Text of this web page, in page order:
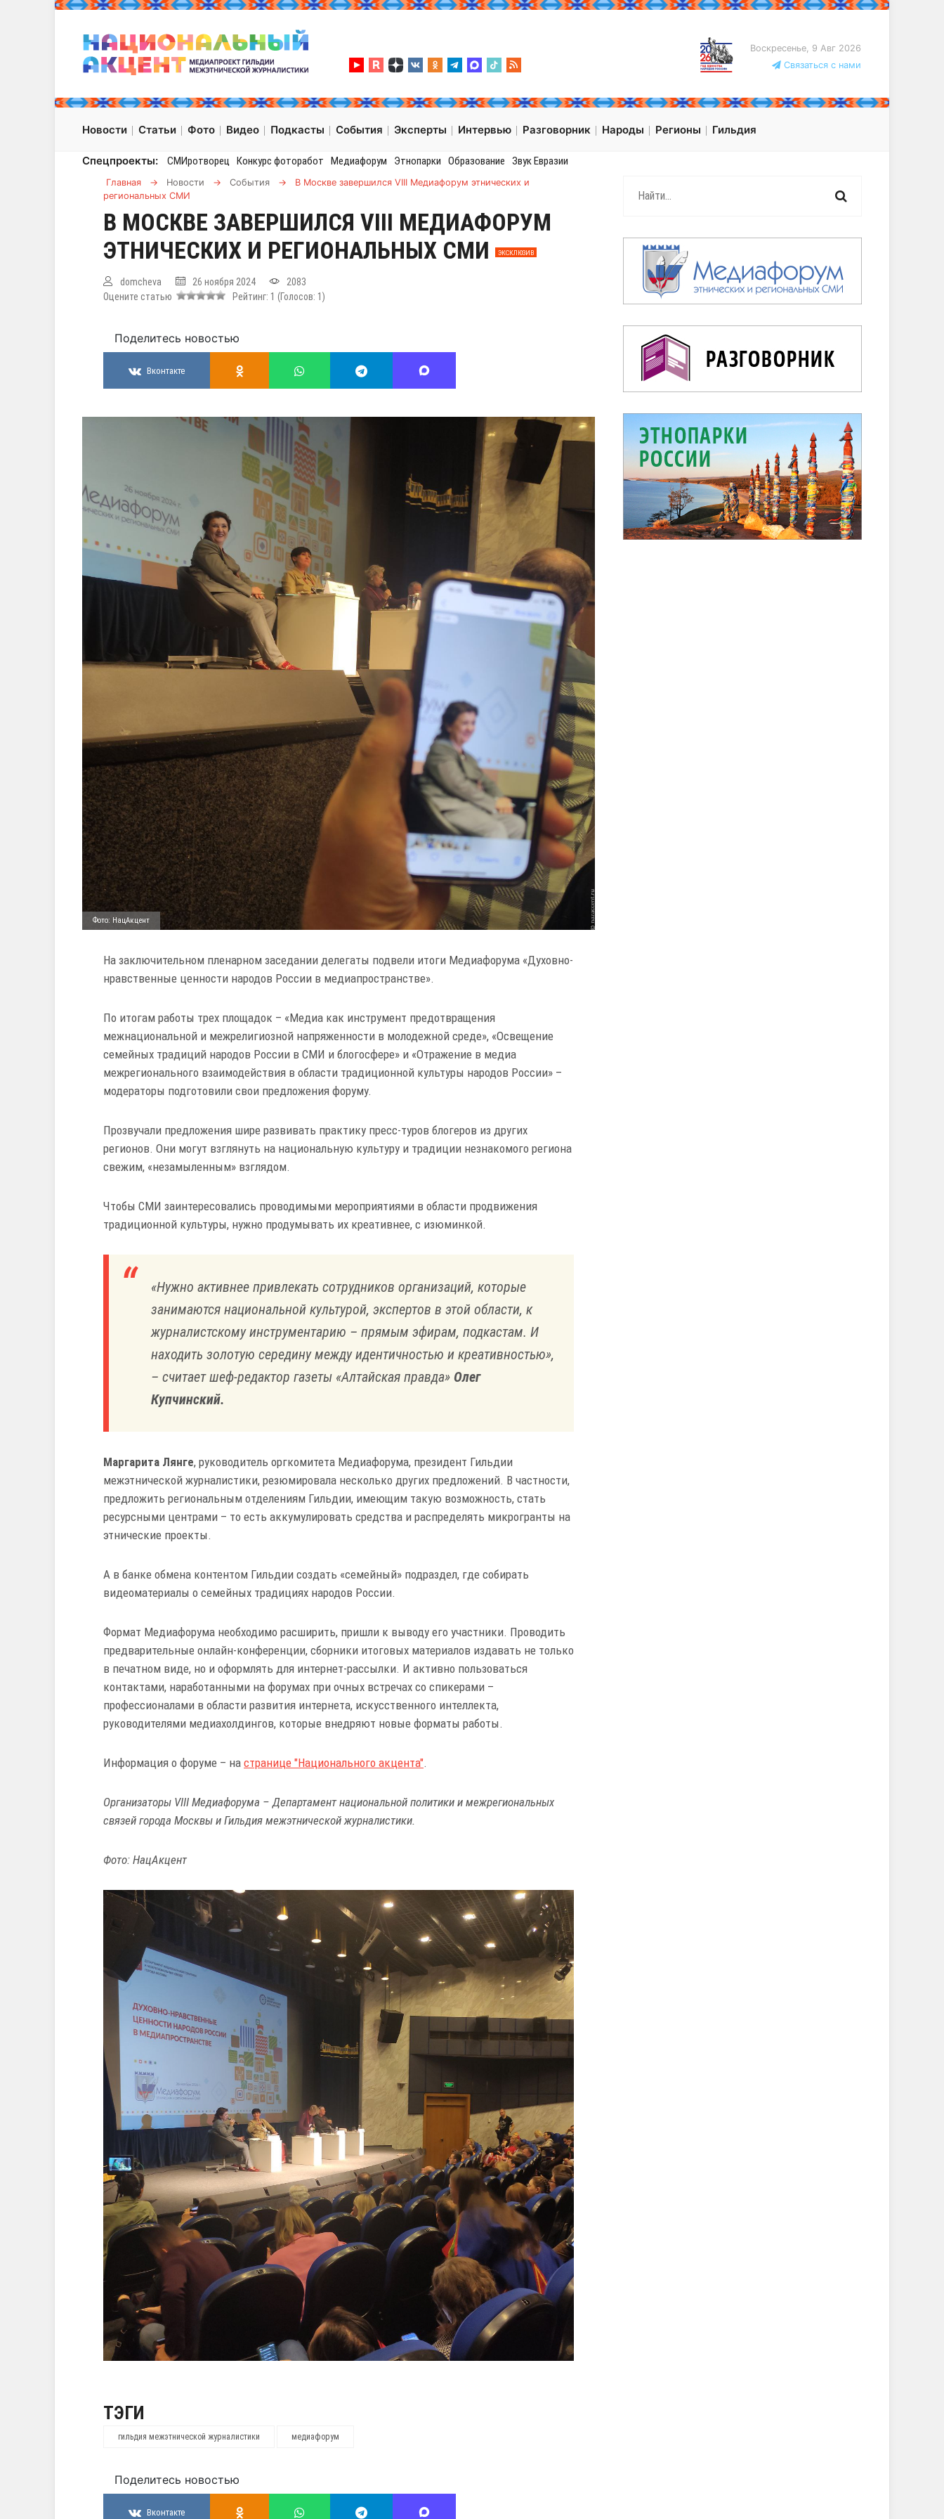
Воскресенье, 9 Авг 2026
Связаться с нами
Новости Статьи Фото Видео Подкасты События Эксперты Интервью Разговорник Народы Регионы Гильдия
Спецпроекты: СМИротворец Конкурс фоторабот Медиафорум Этнопарки Образование Звук Евразии
Главная → Новости → События →
В Москве завершился VIII Медиафорум этнических и
региональных СМИ
В МОСКВЕ ЗАВЕРШИЛСЯ VIII МЕДИАФОРУМ
ЭТНИЧЕСКИХ И РЕГИОНАЛЬНЫХ СМИ
ЭКСКЛЮЗИВ
domcheva 26 ноября 2024
2083
Оцените статью
Рейтинг: 1 (Голосов: 1 )
Поделитесь новостью
Вконтакте
Фото: НацАкцент
На заключительном пленарном заседании делегаты подвели итоги Медиафорума «Духовно-
нравственные ценности народов России в медиапространстве».
По итогам работы трех площадок – «Медиа как инструмент предотвращения
межнациональной и межрелигиозной напряженности в молодежной среде», «Освещение
семейных традиций народов России в СМИ и блогосфере» и «Отражение в медиа
межрегионального взаимодействия в области традиционной культуры народов России» –
модераторы подготовили свои предложения форуму.
Прозвучали предложения шире развивать практику пресс-туров блогеров из других
регионов. Они могут взглянуть на национальную культуру и традиции незнакомого региона
свежим, «незамыленным» взглядом.
Чтобы СМИ заинтересовались проводимыми мероприятиями в области продвижения
традиционной культуры, нужно продумывать их креативнее, с изюминкой.
«Нужно активнее привлекать сотрудников организаций, которые
занимаются национальной культурой, экспертов в этой области, к
журналистскому инструментарию – прямым эфирам, подкастам. И
находить золотую середину между идентичностью и креативностью»,
– считает шеф-редактор газеты «Алтайская правда» Олег
Купчинский.
Маргарита Лянге, руководитель оргкомитета Медиафорума, президент Гильдии
межэтнической журналистики, резюмировала несколько других предложений. В частности,
предложить региональным отделениям Гильдии, имеющим такую возможность, стать
ресурсными центрами – то есть аккумулировать средства и распределять микрогранты на
этнические проекты.
А в банке обмена контентом Гильдии создать «семейный» подраздел, где собирать
видеоматериалы о семейных традициях народов России.
Формат Медиафорума необходимо расширить, пришли к выводу его участники. Проводить
предварительные онлайн-конференции, сборники итоговых материалов издавать не только
в печатном виде, но и оформлять для интернет-рассылки. И активно пользоваться
контактами, наработанными на форумах при очных встречах со спикерами –
профессионалами в области развития интернета, искусственного интеллекта,
руководителями медиахолдингов, которые внедряют новые форматы работы.
Информация о форуме – на странице "Национального акцента".
Организаторы VIII Медиафорума – Департамент национальной политики и межрегиональных
связей города Москвы и Гильдия межэтнической журналистики.
Фото: НацАкцент
ТЭГИ
гильдия межэтнической журналистики медиафорум
Поделитесь новостью
Вконтакте